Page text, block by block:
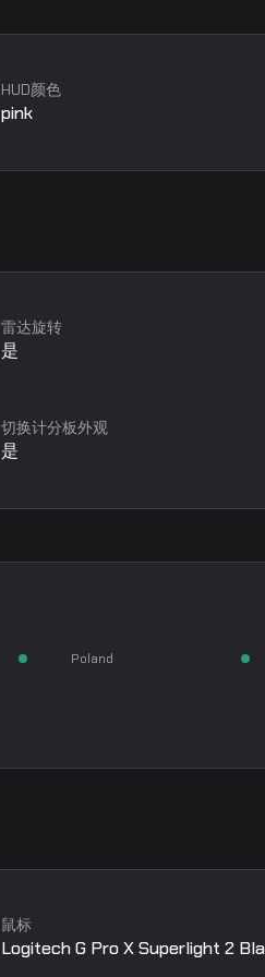
HUD颜色
pink
雷达旋转
是
切换计分板外观
是
指挥 狙击手
Poland
鼠标
Logitech G Pro X Superlight 2